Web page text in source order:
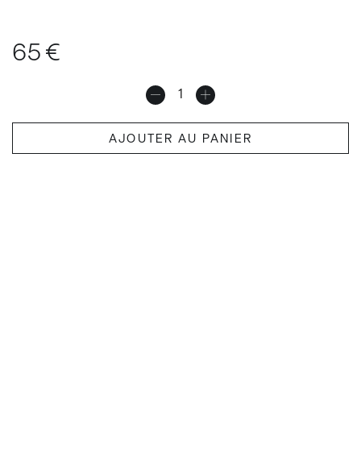
65€
AJOUTER AU PANIER